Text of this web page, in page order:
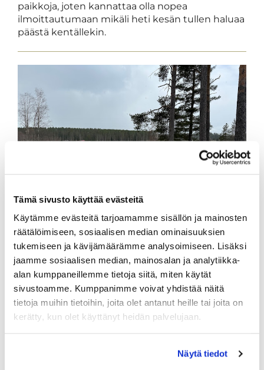
Tämä sivusto käyttää evästeitä
Käytämme evästeitä tarjoamamme sisällön ja mainosten
räätälöimiseen, sosiaalisen median ominaisuuksien
tukemiseen ja kävijämäärämme analysoimiseen. Lisäksi
jaamme sosiaalisen median, mainosalan ja analytiikka-
alan kumppaneillemme tietoja siitä, miten käytät
sivustoamme. Kumppanimme voivat yhdistää näitä
tietoja muihin tietoihin, joita olet antanut heille tai joita on
kerätty, kun olet käyttänyt heidän palvelujaan.
Näytä tiedot
paikkoja, joten kannattaa olla nopea
ilmoittautumaan mikäli heti kesän tullen haluaa
päästä kentällekin.
Vielä vähän tulee lunta, mutta eiköhän se kesäkin
sieltä tule. Järvestä on sentään jäät jo pois.